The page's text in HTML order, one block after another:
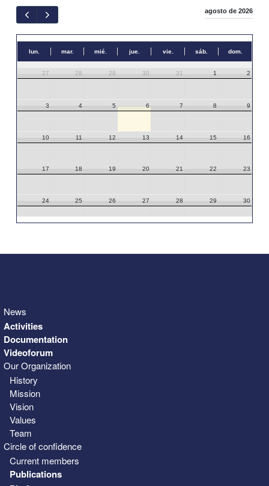
agosto de 2026
lun. mar. mié. jue. vie. sáb. dom.
27 28 29 30 31 1 2
3 4 5 6 7 8 9
10 11 12 13 14 15 16
17 18 19 20 21 22 23
24 25 26 27 28 29 30
News
Activities
Documentation
Videoforum
Our Organization
History
Mission
Vision
Values
Team
Circle of confidence
Current members
Publications